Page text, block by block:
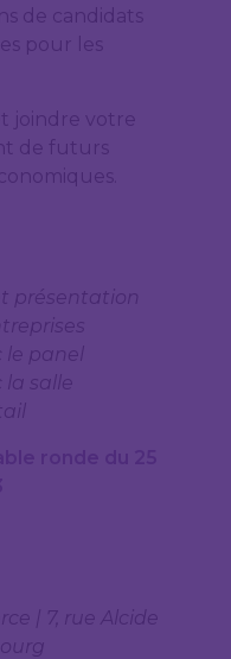
de candidats
pour les
joindre votre
de futurs
présentation
le panel
la salle
| 7, rue Alcide